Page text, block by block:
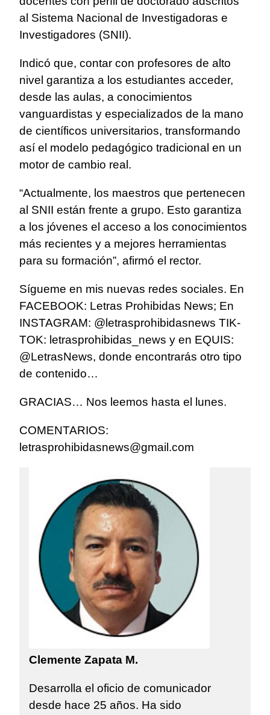
al Sistema Nacional de Investigadoras e
Investigadores (SNII).
Indicó que, contar con profesores de alto
nivel garantiza a los estudiantes acceder,
desde las aulas, a conocimientos
vanguardistas y especializados de la mano
de científicos universitarios, transformando
así el modelo pedagógico tradicional en un
motor de cambio real.
“Actualmente, los maestros que pertenecen
al SNII están frente a grupo. Esto garantiza
a los jóvenes el acceso a los conocimientos
más recientes y a mejores herramientas
para su formación”, afirmó el rector.
Sígueme en mis nuevas redes sociales. En
FACEBOOK: Letras Prohibidas News; En
INSTAGRAM: @letrasprohibidasnews TIK-
TOK: letrasprohibidas_news y en EQUIS:
@LetrasNews, donde encontrarás otro tipo
de contenido…
GRACIAS… Nos leemos hasta el lunes.
COMENTARIOS:
letrasprohibidasnews@gmail.com
Clemente Zapata M.
Desarrolla el oficio de comunicador
desde hace 25 años. Ha sido